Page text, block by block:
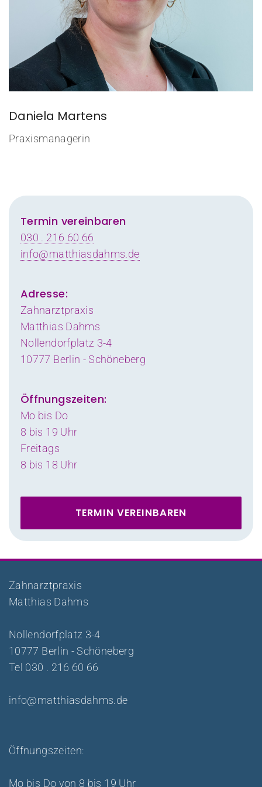
Daniela Martens
Praxismanagerin
Termin vereinbaren
030 . 216 60 66
info@matthiasdahms.de
Adresse:
Zahnarztpraxis
Matthias Dahms
Nollendorfplatz 3-4
10777 Berlin - Schöneberg
Öffnungszeiten:
Mo bis Do
8 bis 19 Uhr
Freitags
8 bis 18 Uhr
TERMIN VEREINBAREN
Zahnarztpraxis
Matthias Dahms
Nollendorfplatz 3-4
10777 Berlin - Schöneberg
Tel 030 . 216 60 66
info@matthiasdahms.de
Öffnungszeiten:
Mo bis Do von 8 bis 19 Uhr